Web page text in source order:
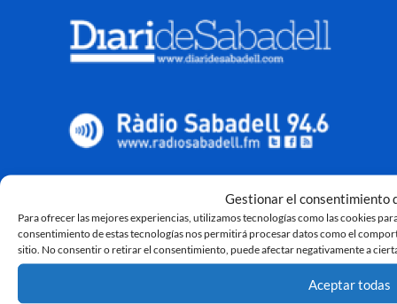
Gestionar el consentimiento
Para ofrecer las mejores experiencias, utilizamos tecnologías como las cookies
consentimiento de estas tecnologías nos permitirá procesar datos como el
sitio. No consentir o retirar el consentimiento, puede afectar negativamente a
Aceptar todas